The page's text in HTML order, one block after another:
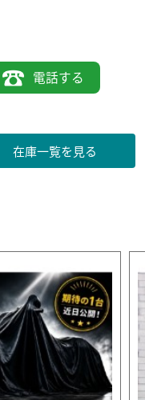
電話する
在庫一覧を見る